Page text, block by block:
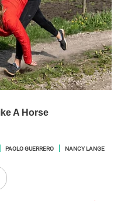
PAOLO GUERRERO NANCY LANGE